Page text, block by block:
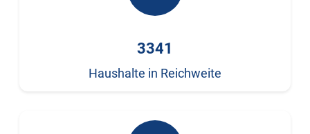
3341
Haushalte in Reichweite